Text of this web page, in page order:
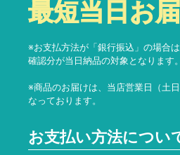
最短当日お
※お支払方法が「銀行振込」の場合
確認分が当日納品の対象となります。
※商品のお届けは、当店営業日（土
なっております。
お支払い方法につい